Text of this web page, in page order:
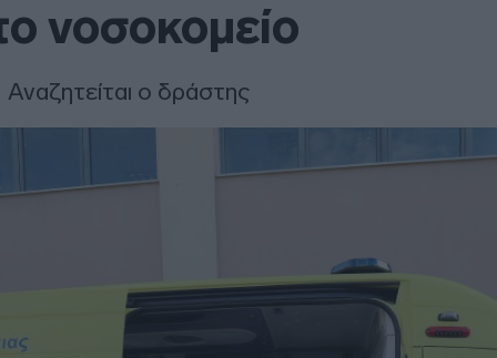
νοσοκομείο
Αναζητείται ο δράστης